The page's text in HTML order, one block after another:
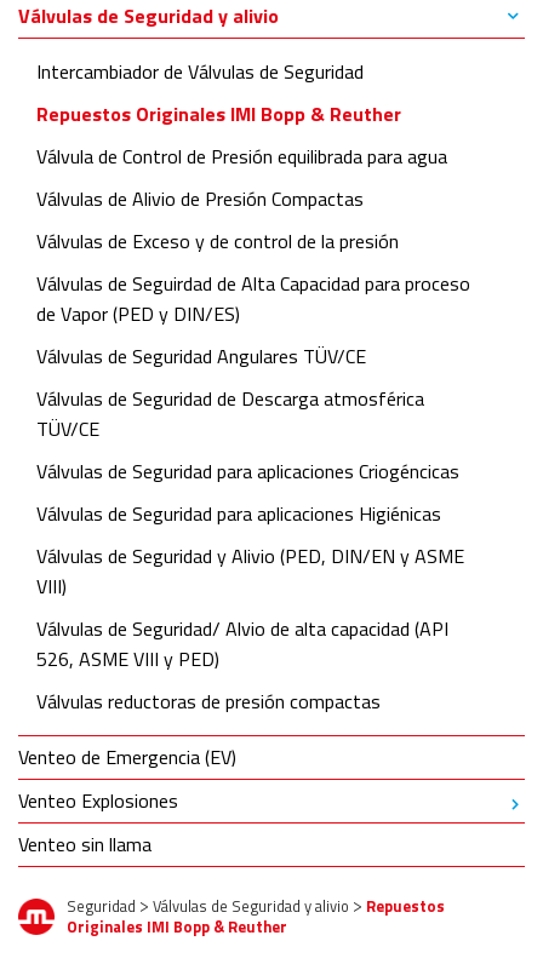
Válvulas de Seguridad y alivio
Intercambiador de Válvulas de Seguridad
Repuestos Originales IMI Bopp & Reuther
Válvula de Control de Presión equilibrada para agua
Válvulas de Alivio de Presión Compactas
Válvulas de Exceso y de control de la presión
Válvulas de Seguirdad de Alta Capacidad para proceso
de Vapor (PED y DIN/ES)
Válvulas de Seguridad Angulares TÜV/CE
Válvulas de Seguridad de Descarga atmosférica
TÜV/CE
Válvulas de Seguridad para aplicaciones Criogéncicas
Válvulas de Seguridad para aplicaciones Higiénicas
Válvulas de Seguridad y Alivio (PED, DIN/EN y ASME
VIII)
Válvulas de Seguridad/ Alvio de alta capacidad (API
526, ASME VIII y PED)
Válvulas reductoras de presión compactas
Venteo de Emergencia (EV)
Venteo Explosiones
Venteo sin llama
Seguridad > Válvulas de Seguridad y alivio > Repuestos
Originales IMI Bopp & Reuther